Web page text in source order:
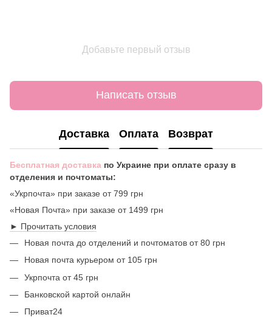
Добавьте первый отзыв
Написать отзыв
Доставка Оплата Возврат
Бесплатная доставка по Украине при оплате сразу в
отделения и почтоматы:
«Укрпочта» при заказе от 799 грн
«Новая Почта» при заказе от 1499 грн
► Прочитать условия
Новая почта до отделений и почтоматов от 80 грн
Новая почта курьером от 105 грн
Укрпочта от 45 грн
Банковской картой онлайн
Приват24